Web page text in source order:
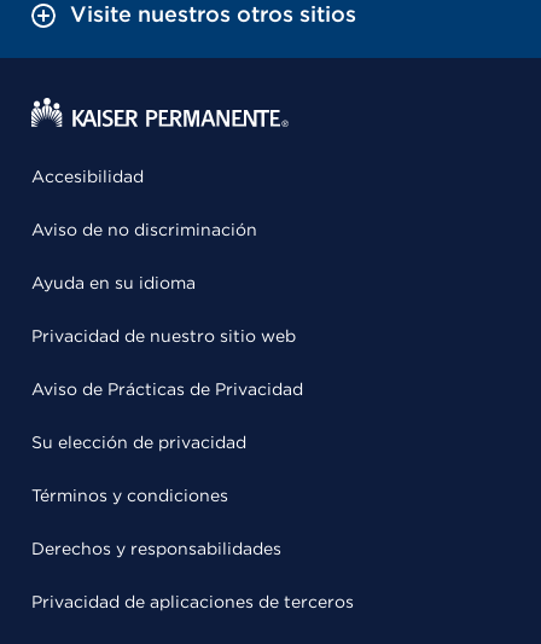
Visite nuestros otros sitios
Accesibilidad
Aviso de no discriminación
Ayuda en su idioma
Privacidad de nuestro sitio web
Aviso de Prácticas de Privacidad
Su elección de privacidad
Términos y condiciones
Derechos y responsabilidades
Privacidad de aplicaciones de terceros